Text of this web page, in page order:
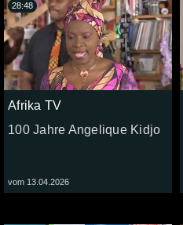
Afrika TV
100 Jahre Angelique Kidjo
vom 13.04.2026
28:48